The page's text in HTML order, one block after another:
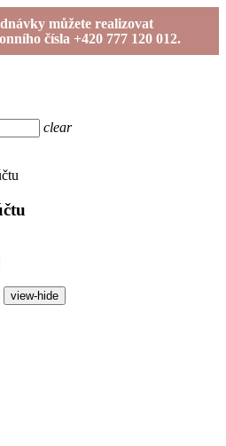
můžete realizovat
čísla +420 777 120 012.
clear
view-hide